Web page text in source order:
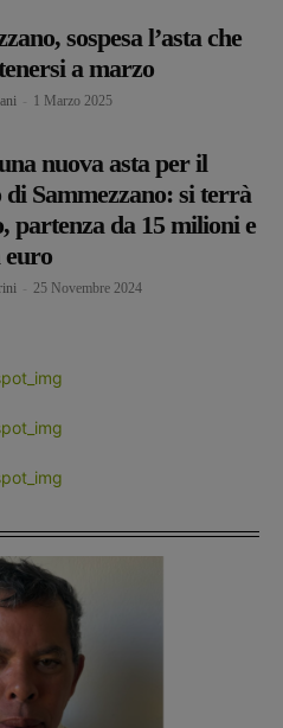
sospesa l’asta che
a marzo
1 Marzo 2025
nuova asta per il
di Sammezzano: si terrà
partenza da 15 milioni e
euro
25 Novembre 2024